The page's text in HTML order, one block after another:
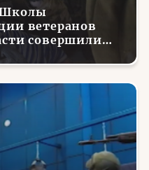
ветеранов
совершили
прыжки